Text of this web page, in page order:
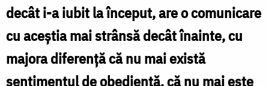
decât i-a iubit la început, are o comunicare
cu aceştia mai strânsă decât înainte, cu
majora diferenţă că nu mai există
sentimentul de obedienţă, că nu mai este